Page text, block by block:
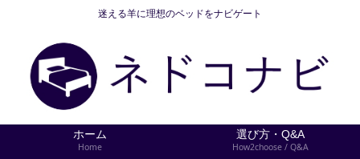
迷える羊に理想のベッドをナビゲート
ホーム
Home
選び方・Q&A
How2choose / Q&A